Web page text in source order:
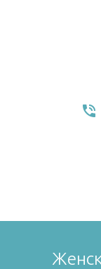
phone_in_talk